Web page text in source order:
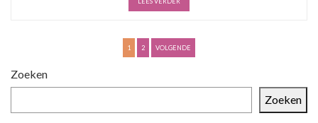
B
r
1 2 VOLGENDE
Zoeken
Zoeken